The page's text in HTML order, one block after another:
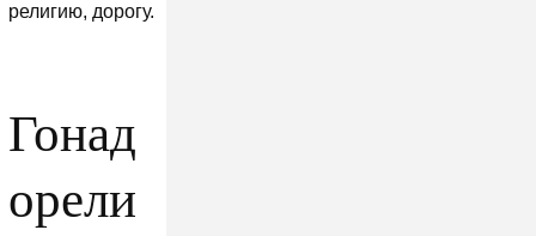
религию, дорогу.
Гонад
орели